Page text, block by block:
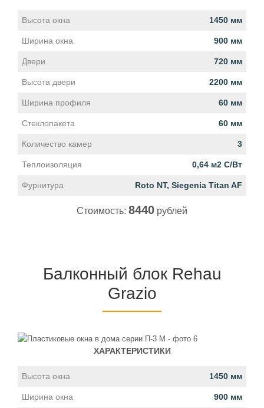
Высота окна 1450 мм
Ширина окна 900 мм
Двери 720 мм
Высота двери 2200 мм
Ширина профиля 60 мм
Стеклопакета 60 мм
Количество камер 3
Теплоизоляция 0,64 м2 С/Вт
Фурнитура Roto NT, Siegenia Titan AF
Стоимость: 8440 рублей
Балконный блок Rehau
Grazio
ХАРАКТЕРИСТИКИ
Высота окна 1450 мм
Ширина окна 900 мм